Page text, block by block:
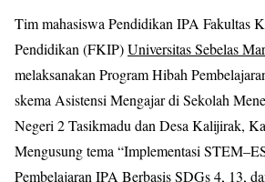
Tim mahasiswa Pendidikan IPA Fakultas
Pendidikan (FKIP)Universitas Sebelas
melaksanakan Program Hibah
skema Asistensi Mengajar di Sekolah
Negeri 2 Tasikmadu dan Desa Kalijirak,
Mengusung tema “Implementasi
Pembelajaran IPA Berbasis SDGs 4, 13,